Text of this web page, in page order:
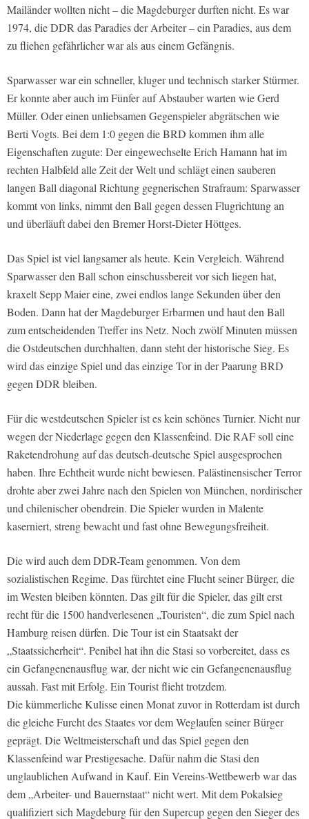
Mailänder wollten nicht – die Magdeburger durften nicht. Es war
1974, die DDR das Paradies der Arbeiter – ein Paradies, aus dem
zu fliehen gefährlicher war als aus einem Gefängnis.
Sparwasser war ein schneller, kluger und technisch starker Stürmer.
Er konnte aber auch im Fünfer auf Abstauber warten wie Gerd
Müller. Oder einen unliebsamen Gegenspieler abgrätschen wie
Berti Vogts. Bei dem 1:0 gegen die BRD kommen ihm alle
Eigenschaften zugute: Der eingewechselte Erich Hamann hat im
rechten Halbfeld alle Zeit der Welt und schlägt einen sauberen
langen Ball diagonal Richtung gegnerischen Strafraum: Sparwasser
kommt von links, nimmt den Ball gegen dessen Flugrichtung an
und überläuft dabei den Bremer Horst-Dieter Höttges.
Das Spiel ist viel langsamer als heute. Kein Vergleich. Während
Sparwasser den Ball schon einschussbereit vor sich liegen hat,
kraxelt Sepp Maier eine, zwei endlos lange Sekunden über den
Boden. Dann hat der Magdeburger Erbarmen und haut den Ball
zum entscheidenden Treffer ins Netz. Noch zwölf Minuten müssen
die Ostdeutschen durchhalten, dann steht der historische Sieg. Es
wird das einzige Spiel und das einzige Tor in der Paarung BRD
gegen DDR bleiben.
Für die westdeutschen Spieler ist es kein schönes Turnier. Nicht nur
wegen der Niederlage gegen den Klassenfeind. Die RAF soll eine
Raketendrohung auf das deutsch-deutsche Spiel ausgesprochen
haben. Ihre Echtheit wurde nicht bewiesen. Palästinensischer Terror
drohte aber zwei Jahre nach den Spielen von München, nordirischer
und chilenischer obendrein. Die Spieler wurden in Malente
kaserniert, streng bewacht und fast ohne Bewegungsfreiheit.
Die wird auch dem DDR-Team genommen. Von dem
sozialistischen Regime. Das fürchtet eine Flucht seiner Bürger, die
im Westen bleiben könnten. Das gilt für die Spieler, das gilt erst
recht für die 1500 handverlesenen „Touristen“, die zum Spiel nach
Hamburg reisen dürfen. Die Tour ist ein Staatsakt der
„Staatssicherheit“. Penibel hat ihn die Stasi so vorbereitet, dass es
ein Gefangenenausflug war, der nicht wie ein Gefangenenausflug
aussah. Fast mit Erfolg. Ein Tourist flieht trotzdem.
Die kümmerliche Kulisse einen Monat zuvor in Rotterdam ist durch
die gleiche Furcht des Staates vor dem Weglaufen seiner Bürger
geprägt. Die Weltmeisterschaft und das Spiel gegen den
Klassenfeind war Prestigesache. Dafür nahm die Stasi den
unglaublichen Aufwand in Kauf. Ein Vereins-Wettbewerb war das
dem „Arbeiter- und Bauernstaat“ nicht wert. Mit dem Pokalsieg
qualifiziert sich Magdeburg für den Supercup gegen den Sieger des